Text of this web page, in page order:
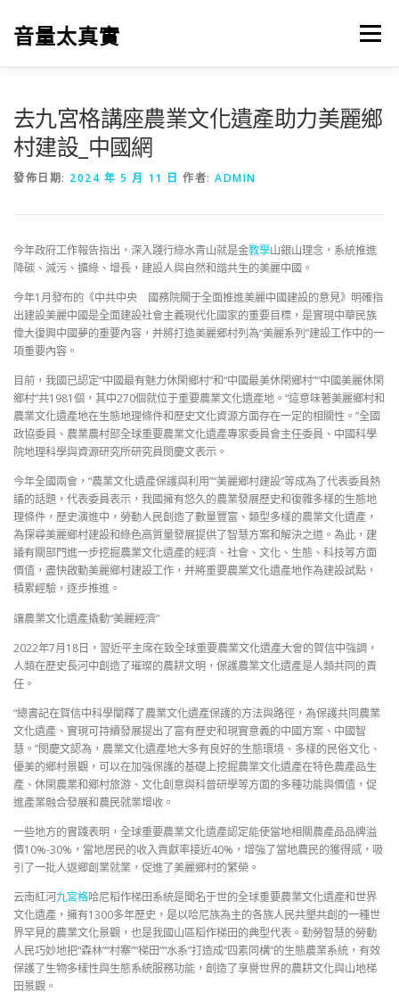
音量太真實 選單
去九宮格講座農業文化遺產助力美麗鄉
村建設_中國網
發佈日期: 2024 年 5 月 11 日 作者: ADMIN
今年政府工作報告指出，深入踐行綠水青山就是金教學山銀山理念，系統推進
降碳、減污、擴綠、增長，建設人與自然和諧共生的美麗中國。
今年1月發布的《中共中央 國務院關于全面推進美麗中國建設的意見》明確指
出建設美麗中國是全面建設社會主義現代化國家的重要目標，是實現中華民族
偉大復興中國夢的重要內容，并將打造美麗鄉村列為“美麗系列”建設工作中的一
項重要內容。
目前，我國已認定“中國最有魅力休閑鄉村”和“中國最美休閑鄉村”“中國美麗休閑
鄉村”共1981個，其中270個就位于重要農業文化遺產地。“這意味著美麗鄉村和
農業文化遺產地在生態地理條件和歷史文化資源方面存在一定的相關性。”全國
政協委員、農業農村部全球重要農業文化遺產專家委員會主任委員、中國科學
院地理科學與資源研究所研究員閔慶文表示。
今年全國兩會，“農業文化遺產保護與利用”“美麗鄉村建設”等成為了代表委員熱
議的話題，代表委員表示，我國擁有悠久的農業發展歷史和復雜多樣的生態地
理條件，歷史演進中，勞動人民創造了數量豐富、類型多樣的農業文化遺產，
為探尋美麗鄉村建設和綠色高質量發展提供了智慧方案和解決之道。為此，建
議有關部門進一步挖掘農業文化遺產的經濟、社會、文化、生態、科技等方面
價值，盡快啟動美麗鄉村建設工作，并將重要農業文化遺產地作為建設試點，
積累經驗，逐步推進。
讓農業文化遺產撬動“美麗經濟”
2022年7月18日，習近平主席在致全球重要農業文化遺產大會的賀信中強調，
人類在歷史長河中創造了璀璨的農耕文明，保護農業文化遺產是人類共同的責
任。
“總書記在賀信中科學闡釋了農業文化遺產保護的方法與路徑，為保護共同農業
文化遺產、實現可持續發展提出了富有歷史和現實意義的中國方案、中國智
慧。”閔慶文認為，農業文化遺產地大多有良好的生態環境、多樣的民俗文化、
優美的鄉村景觀，可以在加強保護的基礎上挖掘農業文化遺產在特色農產品生
產、休閑農業和鄉村旅游、文化創意與科普研學等方面的多種功能與價值，促
進產業融合發展和農民就業增收。
一些地方的實踐表明，全球重要農業文化遺產認定能使當地相關農產品品牌溢
價10%-30%，當地居民的收入貢獻率接近40%，增強了當地農民的獲得感，吸
引了一批人返鄉創業就業，促進了美麗鄉村的繁榮。
云南紅河九宮格哈尼稻作梯田系統是聞名于世的全球重要農業文化遺產和世界
文化遺產，擁有1300多年歷史，是以哈尼族為主的各族人民共墾共創的一種世
界罕見的農業文化景觀，也是我國山區稻作梯田的典型代表。勤勞智慧的勞動
人民巧妙地把“森林”“村寨”“梯田”“水系”打造成“四素同構”的生態農業系統，有效
保護了生物多樣性與生態系統服務功能，創造了享譽世界的農耕文化與山地梯
田景觀。